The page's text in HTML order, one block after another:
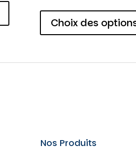
options
Choix des
Nos Produits